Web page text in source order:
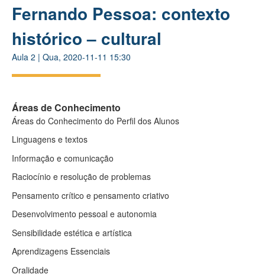
Fernando Pessoa: contexto
histórico – cultural
Aula 2 | Qua, 2020-11-11 15:30
Áreas de Conhecimento
Áreas do Conhecimento do Perfil dos Alunos
Linguagens e textos
Informação e comunicação
Raciocínio e resolução de problemas
Pensamento crítico e pensamento criativo
Desenvolvimento pessoal e autonomia
Sensibilidade estética e artística
Aprendizagens Essenciais
Oralidade